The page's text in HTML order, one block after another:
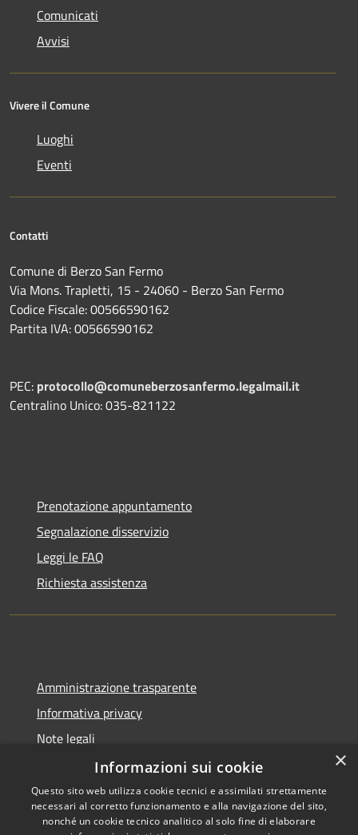
Comunicati
Avvisi
Vivere il Comune
Luoghi
Eventi
Contatti
Comune di Berzo San Fermo
Via Mons. Trapletti, 15 - 24060 - Berzo San Fermo
Codice Fiscale: 00566590162
Partita IVA: 00566590162
PEC: protocollo@comuneberzosanfermo.legalmail.it
Centralino Unico: 035-821122
Prenotazione appuntamento
Segnalazione disservizio
Leggi le FAQ
Richiesta assistenza
Amministrazione trasparente
Informativa privacy
Note legali
Dichiarazione di accessibilità
×
Informazioni sui cookie
Questo sito web utilizza cookie tecnici e assimilati strettamente
necessari al corretto funzionamento e alla navigazione del sito,
nonché un cookie tecnico analitico al solo fine di elaborare